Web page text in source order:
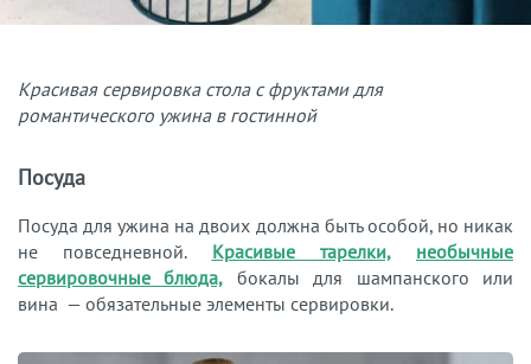
Красивая сервировка стола с фруктами для
романтического ужина в гостинной
Посуда
Посуда для ужина на двоих должна быть особой, но никак
не повседневной. Красивые тарелки,
необычные
сервировочные блюда, бокалы для шампанского или
вина — обязательные элементы сервировки.